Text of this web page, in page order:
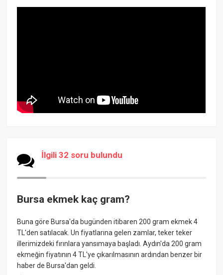
İlgili 32 soru bulundu
Bursa ekmek kaç gram?
Buna göre Bursa'da bugünden itibaren 200 gram ekmek 4
TL'den satılacak. Un fiyatlarına gelen zamlar, teker teker
illerimizdeki fırınlara yansımaya başladı. Aydın'da 200 gram
ekmeğin fiyatının 4 TL'ye çıkarılmasının ardından benzer bir
haber de Bursa'dan geldi.